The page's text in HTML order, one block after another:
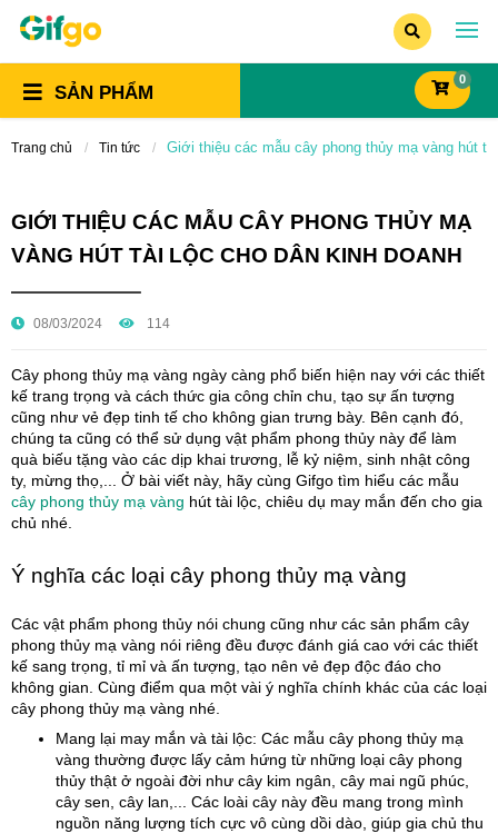
SẢN PHẨM
0
Trang chủ Tin tức Giới thiệu các mẫu cây phong thủy mạ vàng hút
GIỚI THIỆU CÁC MẪU CÂY PHONG THỦY MẠ
VÀNG HÚT TÀI LỘC CHO DÂN KINH DOANH
08/03/2024 114
Cây phong thủy mạ vàng ngày càng phổ biến hiện nay với các thiết
kế trang trọng và cách thức gia công chỉn chu, tạo sự ấn tượng
cũng như vẻ đẹp tinh tế cho không gian trưng bày. Bên cạnh đó,
chúng ta cũng có thể sử dụng vật phẩm phong thủy này để làm
quà biếu tặng vào các dịp khai trương, lễ kỷ niệm, sinh nhật công
ty, mừng thọ,... Ở bài viết này, hãy cùng Gifgo tìm hiểu các mẫu
cây phong thủy mạ vàng hút tài lộc, chiêu dụ may mắn đến cho gia
chủ nhé.
Ý nghĩa các loại cây phong thủy mạ vàng
Các vật phẩm phong thủy nói chung cũng như các sản phẩm cây
phong thủy mạ vàng nói riêng đều được đánh giá cao với các thiết
kế sang trọng, tỉ mỉ và ấn tượng, tạo nên vẻ đẹp độc đáo cho
không gian. Cùng điểm qua một vài ý nghĩa chính khác của các loại
cây phong thủy mạ vàng nhé.
Mang lại may mắn và tài lộc: Các mẫu cây phong thủy mạ
vàng thường được lấy cảm hứng từ những loại cây phong
thủy thật ở ngoài đời như cây kim ngân, cây mai ngũ phúc,
cây sen, cây lan,... Các loài cây này đều mang trong mình
nguồn năng lượng tích cực vô cùng dồi dào, giúp gia chủ thu